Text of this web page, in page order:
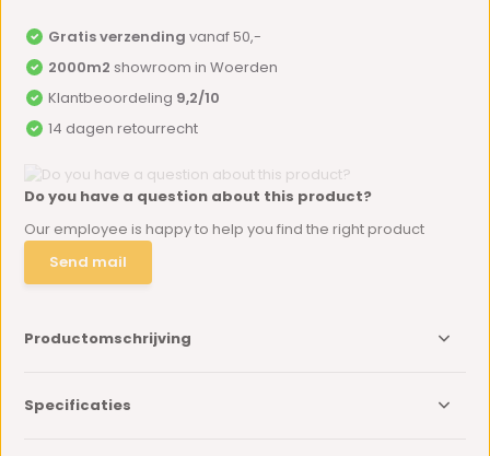
Gratis verzending vanaf 50,-
2000m2 showroom in Woerden
Klantbeoordeling 9,2/10
14 dagen retourrecht
Do you have a question about this product?
Our employee is happy to help you find the right product
Send mail
Productomschrijving
Specificaties